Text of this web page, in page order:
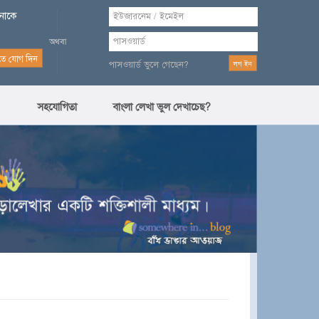
পাসওয়ার্ড ভুলে গেছেন?
সহযোগিতা বাংলা লেখা ভুল দেখাচেছ?